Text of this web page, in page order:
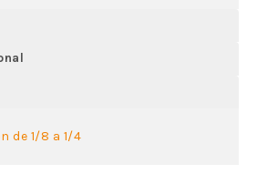
de 1/8 a 1/4